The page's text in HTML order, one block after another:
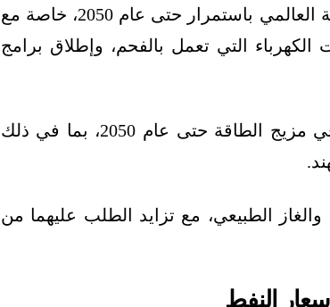
ومن المحتمل أن تتراجع حصة الفحم في استهلاك الطاقة العالمي باستمرار حتى عام 2050، خاصة مع
في محطات الكهرباء التي تعمل بالفحم، وإطلاق برامج
ومع ذلك، فإن الضغوط التعويضية تحافظ على الفحم في مزيج الطاقة حتى عام 2050، بما في ذلك
والغاز الطبيعي، مع تزايد الطلب عليهما من
أسعار النفط